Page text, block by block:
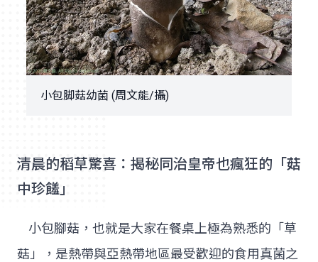
小包脚菇幼菌 (周文能/攝)
清晨的稻草驚喜：揭秘同治皇帝也瘋狂的「菇
中珍饈」
小包腳菇，也就是大家在餐桌上極為熟悉的「草
菇」，是熱帶與亞熱帶地區最受歡迎的食用真菌之